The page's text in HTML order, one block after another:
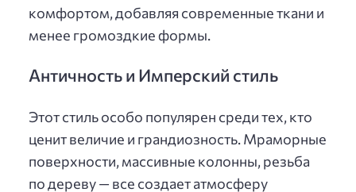
комфортом, добавляя современные ткани и
менее громоздкие формы.
Античность и Имперский стиль
Этот стиль особо популярен среди тех, кто
ценит величие и грандиозность. Мраморные
поверхности, массивные колонны, резьба
по дереву — все создает атмосферу